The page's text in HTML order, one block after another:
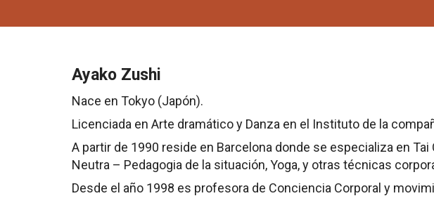
Ayako Zushi
Nace en Tokyo (Japón).
Licenciada en Arte dramático y Danza en el Instituto de la
A partir de 1990 reside en Barcelona donde se especializa en Tai
Neutra – Pedagogia de la situación, Yoga, y otras técnicas
Desde el año 1998 es profesora de Conciencia Corporal y